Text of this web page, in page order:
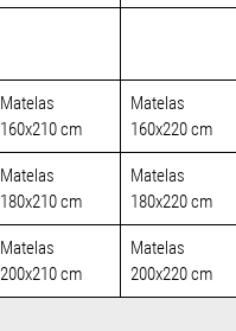
Matelas
160x210 cm
Matelas
160x220 cm
Matelas
180x210 cm
Matelas
180x220 cm
Matelas
200x210 cm
Matelas
200x220 cm